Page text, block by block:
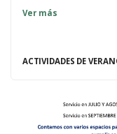
Ver más